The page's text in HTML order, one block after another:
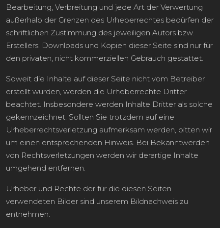
Bearbeitung, Verbreitung und jede Art der Verwertung
außerhalb der Grenzen des Urheberrechtes bedürfen der
schriftlichen Zustimmung des jeweiligen Autors bzw.
Erstellers. Downloads und Kopien dieser Seite sind nur für
den privaten, nicht kommerziellen Gebrauch gestattet.
Soweit die Inhalte auf dieser Seite nicht vom Betreiber
erstellt wurden, werden die Urheberrechte Dritter
beachtet. Insbesondere werden Inhalte Dritter als solche
gekennzeichnet. Sollten Sie trotzdem auf eine
Urheberrechtsverletzung aufmerksam werden, bitten wir
um einen entsprechenden Hinweis. Bei Bekanntwerden
von Rechtsverletzungen werden wir derartige Inhalte
umgehend entfernen.
Urheber und Rechte der für die diesen Seiten
verwendeten Bilder sind unserem Bildnachweis zu
entnehmen.